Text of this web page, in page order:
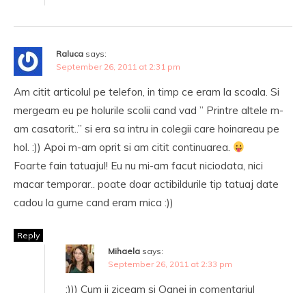
Raluca says:
September 26, 2011 at 2:31 pm
Am citit articolul pe telefon, in timp ce eram la scoala. Si
mergeam eu pe holurile scolii cand vad ” Printre altele m-
am casatorit..” si era sa intru in colegii care hoinareau pe
hol. :)) Apoi m-am oprit si am citit continuarea.
Foarte fain tatuajul! Eu nu mi-am facut niciodata, nici
macar temporar.. poate doar actibildurile tip tatuaj date
cadou la gume cand eram mica :))
Reply
Mihaela says:
September 26, 2011 at 2:33 pm
:))) Cum ii ziceam si Oanei in comentariul